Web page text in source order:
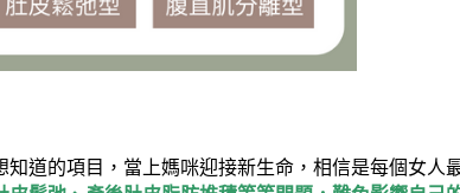
知道的項目，當上媽咪迎接新生命，相信是每個女人